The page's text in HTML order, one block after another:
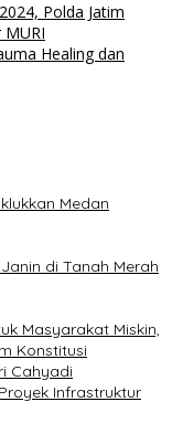
Polda Jatim
Healing dan
Medan
di Tanah Merah
Masyarakat Miskin,
Konstitusi
Cahyadi
Infrastruktur